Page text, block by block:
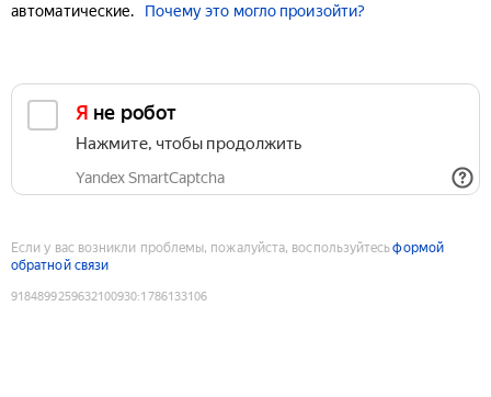
автоматические.
Почему это могло произойти?
Я не робот
Нажмите, чтобы продолжить
Yandex SmartCaptcha
Если у вас возникли проблемы, пожалуйста, воспользуйтесьформой
обратной связи
9184899259632100930:1786133106